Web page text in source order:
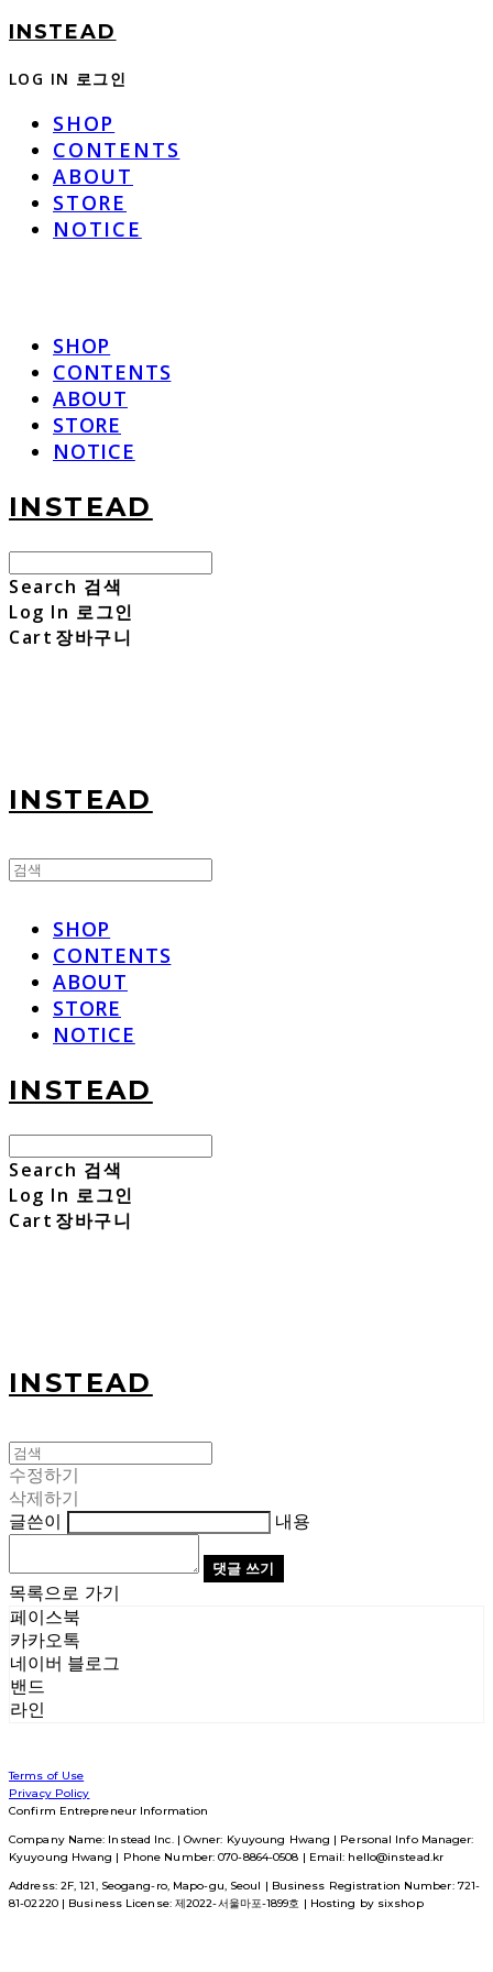
INSTEAD
LOG IN 로그인
SHOP
CONTENTS
ABOUT
STORE
NOTICE
SHOP
CONTENTS
ABOUT
STORE
NOTICE
INSTEAD
Search 검색
Log In 로그인
Cart 장바구니
INSTEAD
SHOP
CONTENTS
ABOUT
STORE
NOTICE
INSTEAD
Search 검색
Log In 로그인
Cart 장바구니
INSTEAD
수정하기
삭제하기
글쓴이
내용
댓글 쓰기
목록으로 가기
페이스북
카카오톡
네이버 블로그
밴드
라인
Terms of Use
Privacy Policy
Confirm Entrepreneur Information
Company Name: Instead Inc. | Owner: Kyuyoung Hwang | Personal Info Manager:
Kyuyoung Hwang | Phone Number: 070-8864-0508 | Email: hello@instead.kr
Address: 2F, 121, Seogang-ro, Mapo-gu, Seoul | Business Registration Number: 721-
81-02220| Business License: 제2022-서울마포-1899호 | Hosting by sixshop